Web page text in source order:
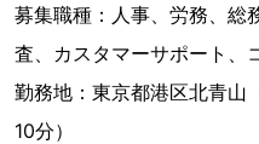
募集職種：人事、労務、総
査、カスタマーサポート、
勤務地：東京都港区北青山
10分）